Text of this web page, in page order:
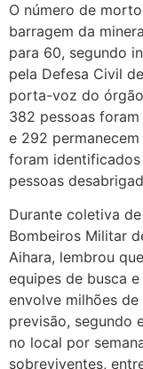
O número de
barragem da
para 60, segundo
pela Defesa Civil
porta-voz do
382 pessoas
e 292
foram
pessoas
Durante coletiva
Bombeiros Militar
Aihara, lembrou
equipes de busca
envolve milhões
previsão, segundo
no local por
sobreviventes,